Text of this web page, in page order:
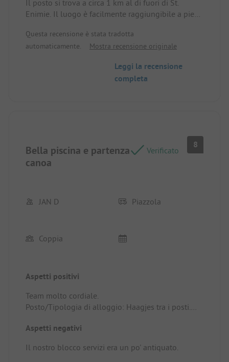
Il posto si trova a circa 1 km al di fuori di St.
Enimie. Il luogo è facilmente raggiungibile a piedi.
personale è molto gentile e disponibile. Alla
reception è possibile prenotare panini per il giorno
accanto al posto c'è anche un noleggio canoe.
Questa recensione è stata tradotta
automaticamente.
Mostra recensione originale
Leggi la recensione
completa
Bella piscina e partenza
canoa
Verificato
8
JAN D Piazzola
Coppia
Aspetti positivi
Team molto cordiale.
Posto/Tipologia di alloggio: Haagjes tra i posti.
Aspetti negativi
Il nostro blocco servizi era un po' antiquato.